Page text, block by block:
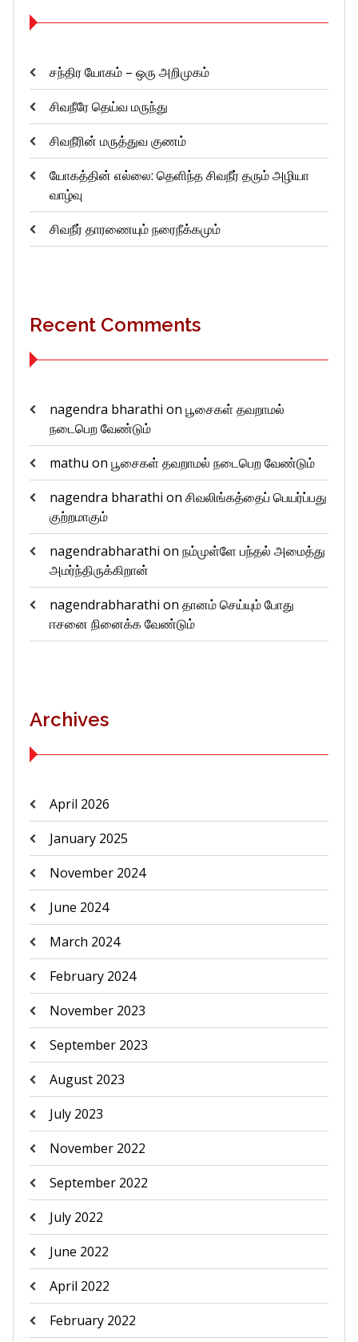
சந்திர யோகம் – ஒரு அறிமுகம்
சிவநீரே தெய்வ மருந்து
சிவநீரின் மருத்துவ குணம்
யோகத்தின் எல்லை: தெளிந்த சிவநீர் தரும் அழியா
வாழ்வு
சிவநீர் தாரணையும் நரைநீக்கமும்
Recent Comments
nagendra bharathi on பூசைகள் தவறாமல்
நடைபெற வேண்டும்
mathu on பூசைகள் தவறாமல் நடைபெற வேண்டும்
nagendra bharathi on சிவலிங்கத்தைப் பெயர்ப்பது
குற்றமாகும்
nagendrabharathi on நம்முள்ளே பந்தல் அமைத்து
அமர்ந்திருக்கிறான்
nagendrabharathi on தானம் செய்யும் போது
ஈசனை நினைக்க வேண்டும்
Archives
April 2026
January 2025
November 2024
June 2024
March 2024
February 2024
November 2023
September 2023
August 2023
July 2023
November 2022
September 2022
July 2022
June 2022
April 2022
February 2022